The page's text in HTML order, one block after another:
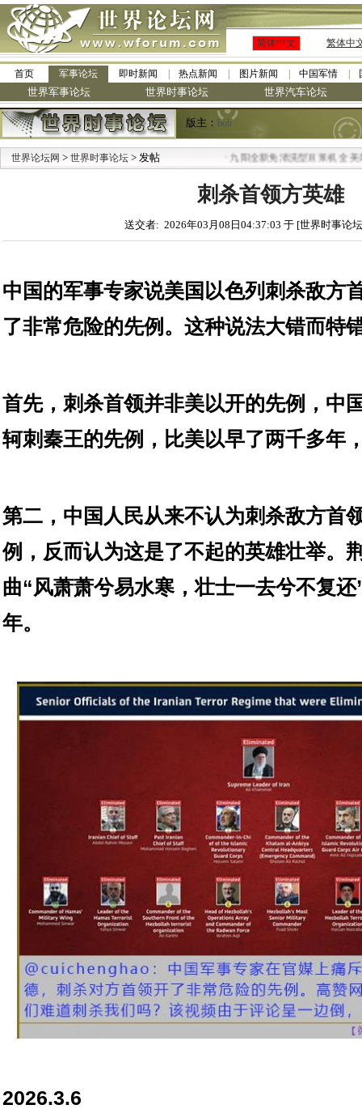
简体中文 繁体中
首页 军事论坛 即时新闻 热点新闻 图片新闻 中国军情
世界军事论坛 世界时事论坛 世界汽车论坛
版主： bob
世界论坛网 > 世界时事论坛 > 发帖 九阳全新免清洗型豆浆机 全美最低
刺杀首领方英雄
送交者: 2026年03月08日04:37:03 于 [世界时事论
中国的军事专家说美国以色列刺杀敌方
了非常危险的先例。这种说法大错而特
首先，刺杀首领并非美以开的先例，中
轲刺秦王的先例，比美以早了两千多年
第二，中国人民从来不认为刺杀敌方首
例，反而认为这是了不起的英雄壮举。
曲“风萧萧兮易水寒，壮士一去兮不复
年。
2026.3.6